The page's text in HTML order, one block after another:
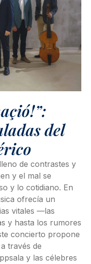
del
de contrastes y
y el mal se
y lo cotidiano. En
ofrecía un
vitales —las
y hasta los rumores
concierto propone
través de
y las célebres